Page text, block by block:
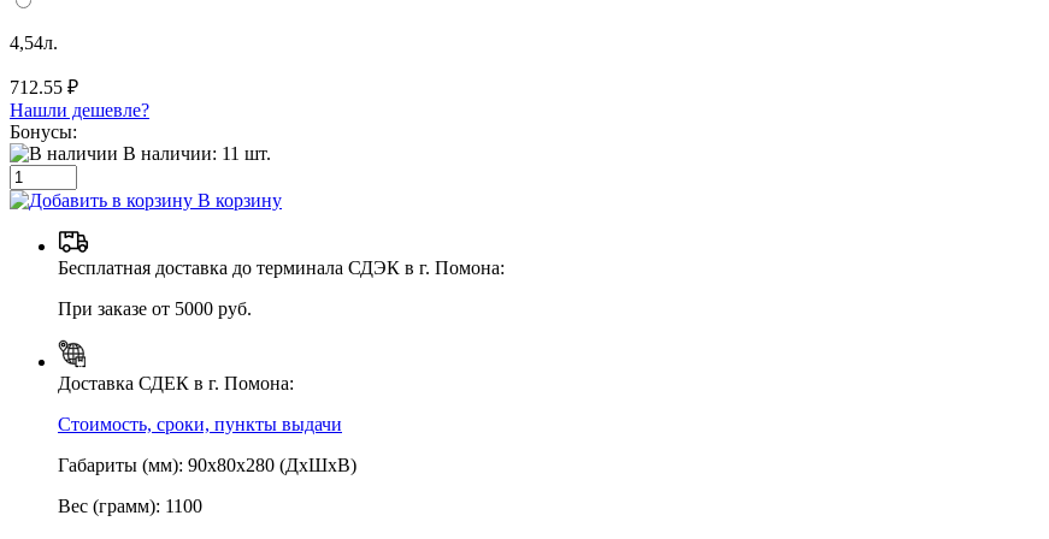
4,54л.
712.55 ₽
Нашли дешевле?
Бонусы:
В наличии: 11 шт.
В корзину
Бесплатная доставка до терминала СДЭК в г. Помона:
При заказе от 5000 руб.
Доставка СДЕК в г. Помона:
Стоимость, сроки, пункты выдачи
Габариты (мм): 90х80х280 (ДхШхВ)
Вес (грамм): 1100